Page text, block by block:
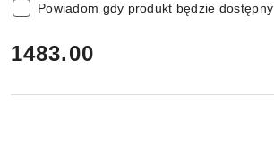
Powiadom gdy produkt będzie dostępny
cena:
1483.00